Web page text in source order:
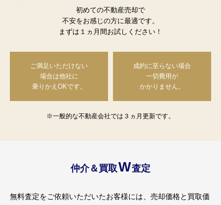
初めての不動産売却で
不安をお感じの方に最適です。
まずは１ヵ月間お試しください！
ご満足いただけない
場合は他社に
乗りかえOKです。
成約に至らない場合
一切費用が
かかりません。
※一般的な不動産会社では３ヵ月更新です。
仲介＆買取W査定
無料査定をご依頼いただいたお客様には、売却価格と買取価